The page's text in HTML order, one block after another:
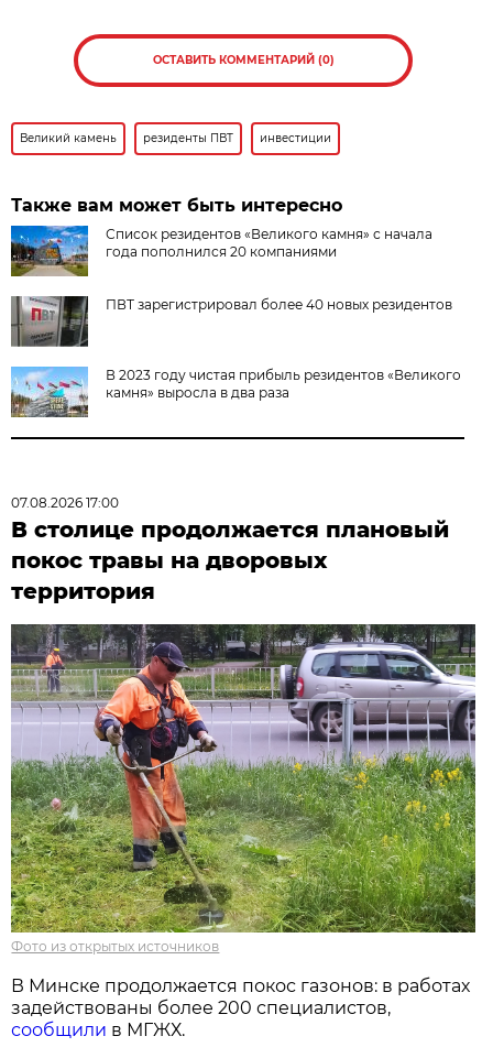
ОСТАВИТЬ КОММЕНТАРИЙ (0)
Великий камень резиденты ПВТ инвестиции
Также вам может быть интересно
Список резидентов «Великого камня» с начала
года пополнился 20 компаниями
ПВТ зарегистрировал более 40 новых резидентов
В 2023 году чистая прибыль резидентов «Великого
камня» выросла в два раза
07.08.2026 17:00
В столице продолжается плановый
покос травы на дворовых
территория
Фото из открытых источников
В Минске продолжается покос газонов: в работах
задействованы более 200 специалистов,
сообщили в МГЖХ.